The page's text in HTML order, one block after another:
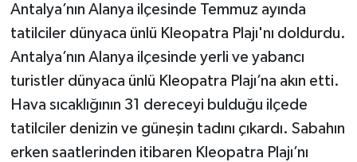
Antalya’nın Alanya ilçesinde Temmuz ayında
tatilciler dünyaca ünlü Kleopatra Plajı'nı doldurdu.
Antalya’nın Alanya ilçesinde yerli ve yabancı
turistler dünyaca ünlü Kleopatra Plajı’na akın etti.
Hava sıcaklığının 31 dereceyi bulduğu ilçede
tatilciler denizin ve güneşin tadını çıkardı. Sabahın
erken saatlerinden itibaren Kleopatra Plajı’nı
Siyaset
Sosyal medya
Spor
Teknoloji